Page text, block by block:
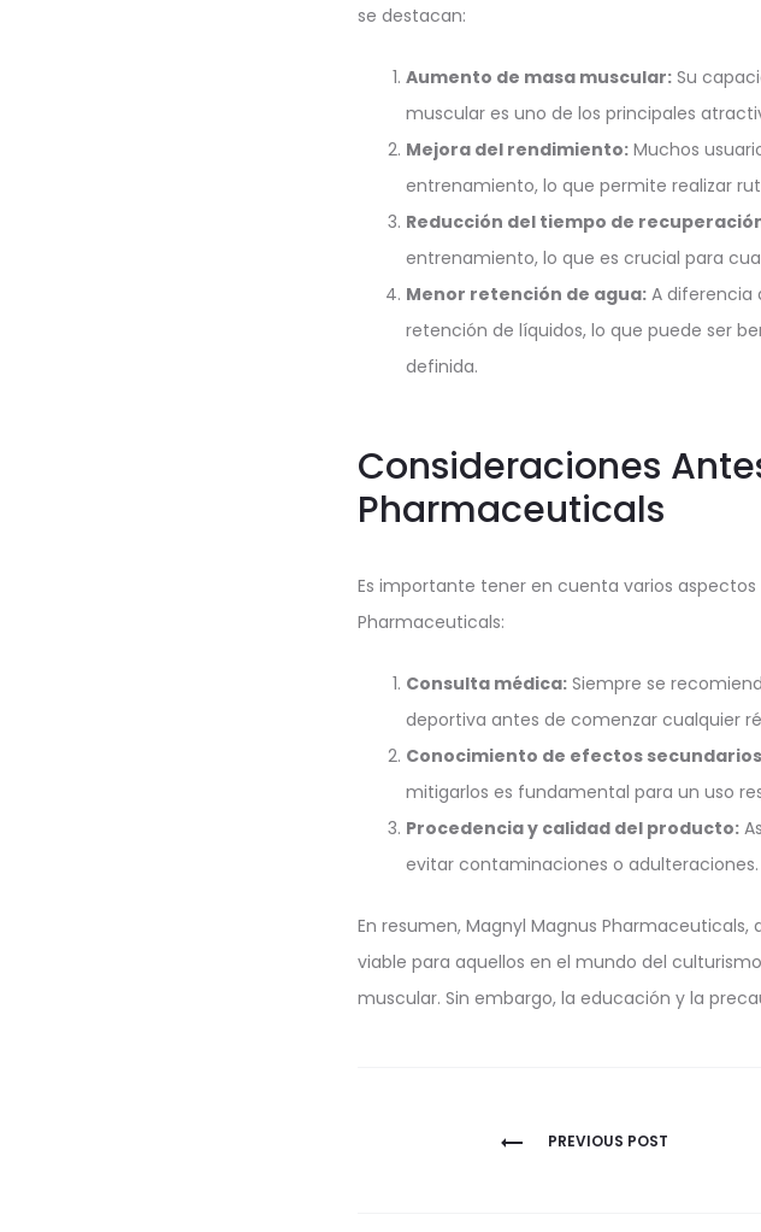
se destacan:
Aumento de masa muscular: Su
muscular es uno de los principales
Mejora del rendimiento: Muchos
entrenamiento, lo que permite realizar
Reducción del tiempo de
entrenamiento, lo que es crucial para
Menor retención de agua: A diferencia
retención de líquidos, lo que puede ser
definida.
Consideraciones
Pharmaceuticals
Es importante tener en cuenta varios
Pharmaceuticals:
Consulta médica: Siempre se
deportiva antes de comenzar cualquier
Conocimiento de efectos
mitigarlos es fundamental para un uso
Procedencia y calidad del producto:
evitar contaminaciones o adulteraciones.
En resumen, Magnyl Magnus
viable para aquellos en el mundo del
muscular. Sin embargo, la educación y la
Berichtnavigatie
PREVIOUS POST